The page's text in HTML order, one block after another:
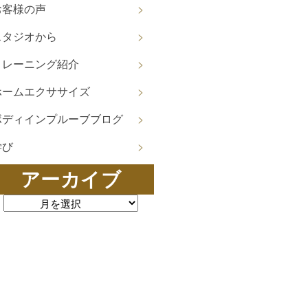
様の声
ジオから
ーニング紹介
ムエクササイズ
ィインプルーブブログ
アーカイブ
カイブ